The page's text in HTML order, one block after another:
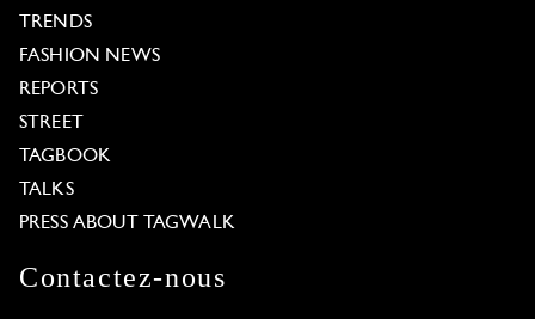
TRENDS
FASHION NEWS
REPORTS
STREET
TAGBOOK
TALKS
PRESS ABOUT TAGWALK
Contactez-nous